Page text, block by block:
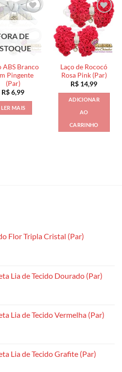
DE
ABS Branco
Pingente
(Par)
R$6,99
LER MAIS
Laço de Rococó
Rosa Pink (Par)
R$ 14,99
ADICIONAR
AO
CARRINHO
Flor Tripla Cristal (Par)
Lia de Tecido Dourado (Par)
Lia de Tecido Vermelha (Par)
Lia de Tecido Grafite (Par)